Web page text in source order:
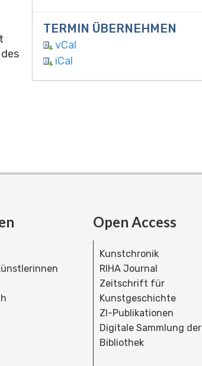
TERMIN ÜBERNEHMEN
vCal
iCal
Open Access
Kunstchronik
RIHA Journal
Zeitschrift für
Kunstgeschichte
ZI-Publikationen
Digitale Sammlung der
Bibliothek